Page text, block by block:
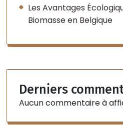
Les Avantages
Biomasse en Belgique
Derniers
Aucun commentaire à